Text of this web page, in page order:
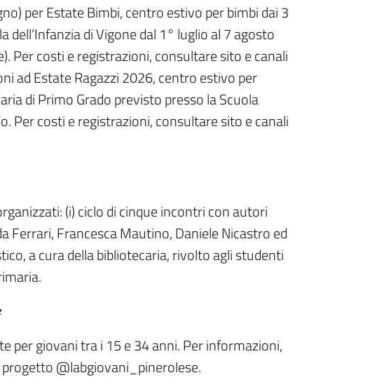
per Estate Bimbi, centro estivo per bimbi dai 3
dell’Infanzia di Vigone dal 1° luglio al 7 agosto
Per costi e registrazioni, consultare sito e canali
ad Estate Ragazzi 2026, centro estivo per
di Primo Grado previsto presso la Scuola
Per costi e registrazioni, consultare sito e canali
(i) ciclo di cinque incontri con autori
Ferrari, Francesca Mautino, Daniele Nicastro ed
a cura della bibliotecaria, rivolto agli studenti
giovani tra i 15 e 34 anni. Per informazioni,
@labgiovani_pinerolese.